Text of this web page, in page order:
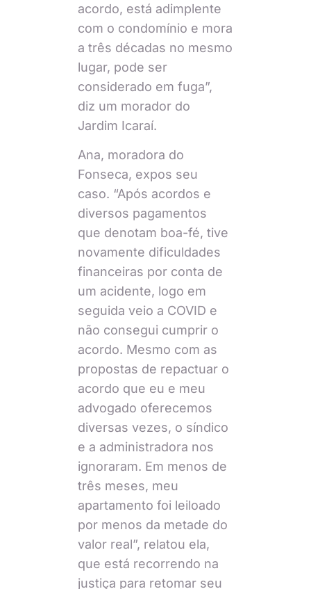
acordo, está adimplente
com o condomínio e mora
a três décadas no mesmo
lugar, pode ser
considerado em fuga”,
diz um morador do
Jardim Icaraí.
Ana, moradora do
Fonseca, expos seu
caso. “Após acordos e
diversos pagamentos
que denotam boa-fé, tive
novamente dificuldades
financeiras por conta de
um acidente, logo em
seguida veio a COVID e
não consegui cumprir o
acordo. Mesmo com as
propostas de repactuar o
acordo que eu e meu
advogado oferecemos
diversas vezes, o síndico
e a administradora nos
ignoraram. Em menos de
três meses, meu
apartamento foi leiloado
por menos da metade do
valor real”, relatou ela,
que está recorrendo na
justiça para retomar seu